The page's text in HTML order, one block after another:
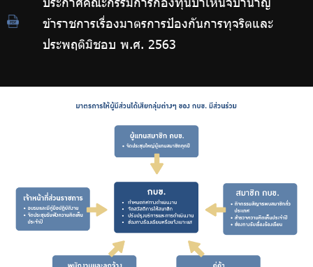
ข้าราชการเรื่องมาตรการป้องกันการทุจริตและ
ประพฤติมิชอบ พ.ศ. 2563